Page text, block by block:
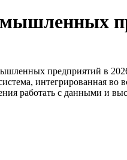
предприятий в
интегрированная
работать с данными и